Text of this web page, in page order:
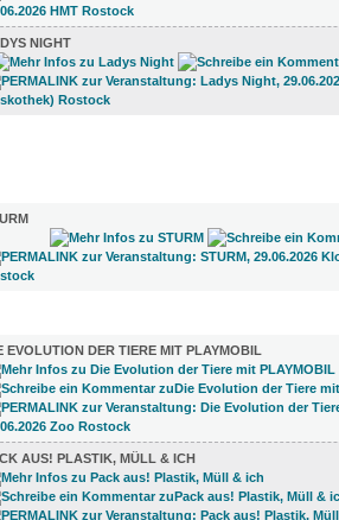
NIGHT
EVOLUTION DER TIERE MIT PLAYMOBIL
AUS! PLASTIK, MÜLL & ICH